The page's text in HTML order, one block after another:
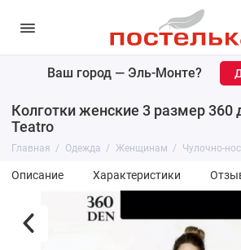
Ваш город — Эль-Монте?
Колготки женские 3 размер 360
Teatro
Главная Одежда Женщинам Чулочно-
Описание Характеристики